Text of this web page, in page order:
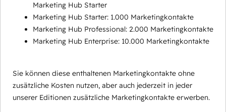
Marketing Hub Starter
Marketing Hub Starter: 1.000 Marketingkontakte
Marketing Hub Professional: 2.000 Marketingkontakte
Marketing Hub Enterprise: 10.000 Marketingkontakte
Sie können diese enthaltenen Marketingkontakte ohne
zusätzliche Kosten nutzen, aber auch jederzeit in jeder
unserer Editionen zusätzliche Marketingkontakte erwerben.